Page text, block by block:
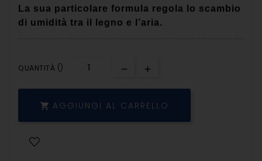
La sua particolare formula regola lo scambio
di umidità tra il legno e l’aria.
QUANTITÀ ()
 AGGIUNGI AL CARRELLO